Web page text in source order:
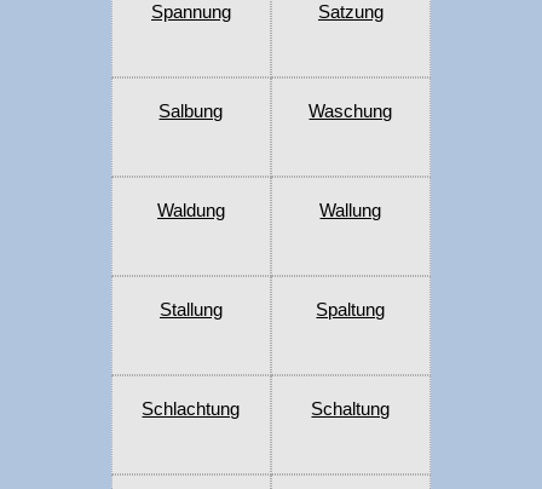
Spannung Satzung
Salbung Waschung
Waldung Wallung
Stallung Spaltung
Schlachtung Schaltung